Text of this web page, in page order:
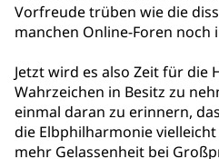
Vorfreude trüben wie die
manchen Online-Foren noch
Jetzt wird es also Zeit für die
Wahrzeichen in Besitz zu
einmal daran zu erinnern,
die Elbphilharmonie
mehr Gelassenheit bei